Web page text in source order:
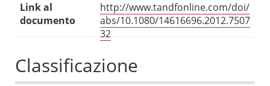
Link al
documento
http://www.tandfonline.com/doi/
abs/10.1080/14616696.2012.7507
32
Classificazione